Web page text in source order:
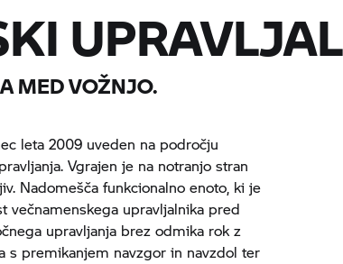
MED VOŽNJO.
leta 2009 uveden na področju
Vgrajen je na notranjo stran
Nadomešča funkcionalno enoto, ki je
večnamenskega upravljalnika pred
upravljanja brez odmika rok z
s premikanjem navzgor in navzdol ter